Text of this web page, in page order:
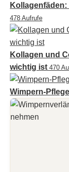
478 Aufrufe
Kollagen und
wichtig ist 470
Wimpern-